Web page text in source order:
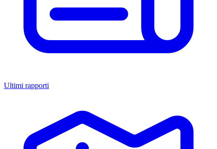
Ultimi rapporti